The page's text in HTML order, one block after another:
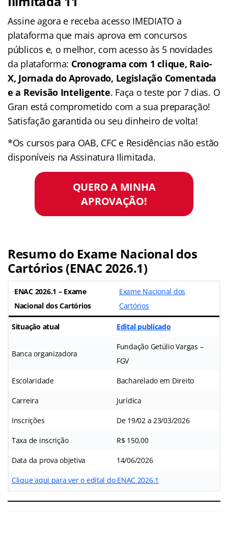
Assine agora e receba acesso IMEDIATO a
plataforma que mais aprova em concursos
públicos e, o melhor, com acesso às 5 novidades
da plataforma: Cronograma com 1 clique, Raio-
X, Jornada do Aprovado, Legislação Comentada
e a Revisão Inteligente. Faça o teste por 7 dias. O
Gran está comprometido com a sua preparação!
Satisfação garantida ou seu dinheiro de volta!
*Os cursos para OAB, CFC e Residências não estão
disponíveis na Assinatura Ilimitada.
QUERO A MINHA
APROVAÇÃO!
Resumo do Exame Nacional dos
Cartórios (ENAC 2026.1)
ENAC 2026.1 – Exame
Nacional dos Cartórios
Exame Nacional dos
Cartórios
Situação atual Edital publicado
Banca organizadora
Fundação Getúlio Vargas –
FGV
Escolaridade Bacharelado em Direito
Carreira Jurídica
Inscrições De 19/02 a 23/03/2026
Taxa de inscrição R$ 150,00
Data da prova objetiva 14/06/2026
Clique aqui para ver o edital do ENAC 2026.1